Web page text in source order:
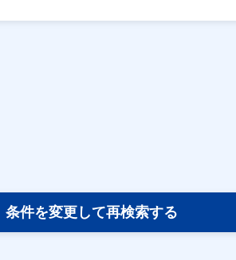
条件を変更して再検索する